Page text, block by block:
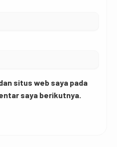
situs web saya pada
saya berikutnya.